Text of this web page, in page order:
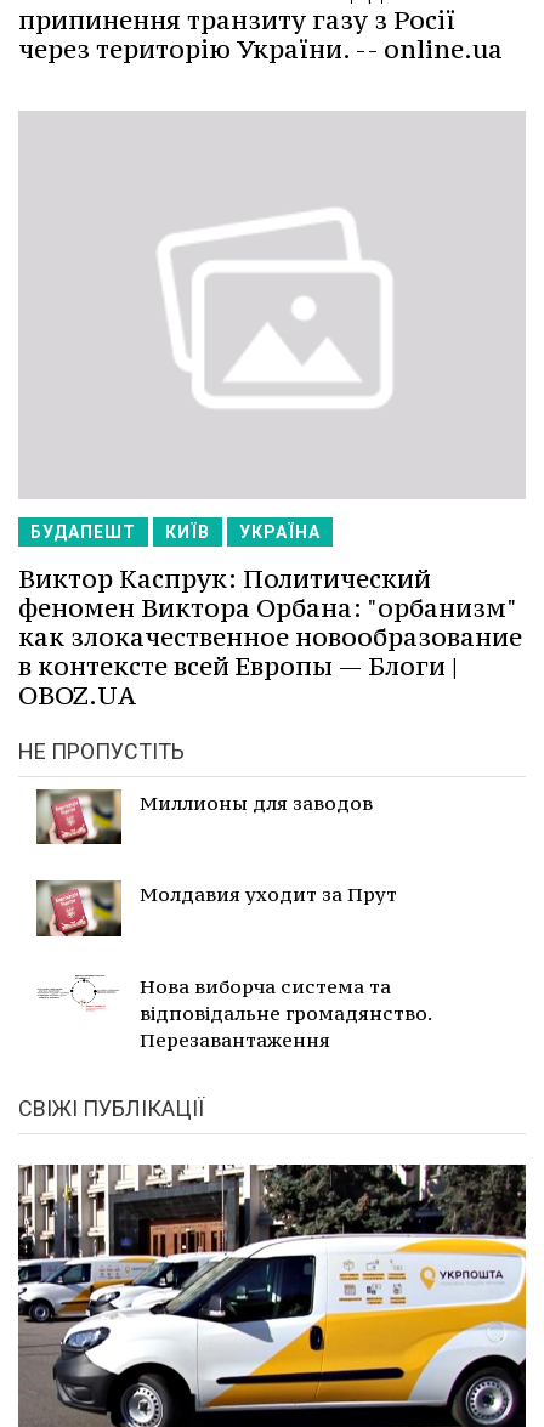
припинення транзиту газу з Росії
через територію України. -- online.ua
БУДАПЕШТ КИЇВ УКРАЇНА
Виктор Каспрук: Политический
феномен Виктора Орбана: "орбанизм"
как злокачественное новообразование
в контексте всей Европы — Блоги |
OBOZ.UA
НЕ ПРОПУСТІТЬ
Миллионы для заводов
Молдавия уходит за Прут
Нова виборча система та
відповідальне громадянство.
Перезавантаження
СВІЖІ ПУБЛІКАЦІЇ